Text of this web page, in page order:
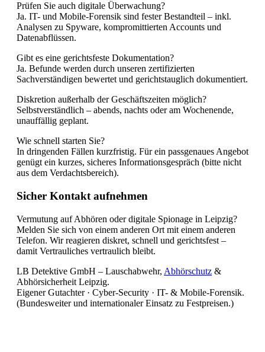
Prüfen Sie auch digitale Überwachung?
Ja. IT- und Mobile-Forensik sind fester Bestandteil – inkl.
Analysen zu Spyware, kompromittierten Accounts und
Datenabflüssen.
Gibt es eine gerichtsfeste Dokumentation?
Ja. Befunde werden durch unseren zertifizierten
Sachverständigen bewertet und gerichtstauglich dokumentiert.
Diskretion außerhalb der Geschäftszeiten möglich?
Selbstverständlich – abends, nachts oder am Wochenende,
unauffällig geplant.
Wie schnell starten Sie?
In dringenden Fällen kurzfristig. Für ein passgenaues Angebot
genügt ein kurzes, sicheres Informationsgespräch (bitte nicht
aus dem Verdachtsbereich).
Sicher Kontakt aufnehmen
Vermutung auf Abhören oder digitale Spionage in Leipzig?
Melden Sie sich von einem anderen Ort mit einem anderen
Telefon. Wir reagieren diskret, schnell und gerichtsfest –
damit Vertrauliches vertraulich bleibt.
LB Detektive GmbH – Lauschabwehr, Abhörschutz &
Abhörsicherheit Leipzig.
Eigener Gutachter · Cyber-Security · IT- & Mobile-Forensik.
(Bundesweiter und internationaler Einsatz zu Festpreisen.)